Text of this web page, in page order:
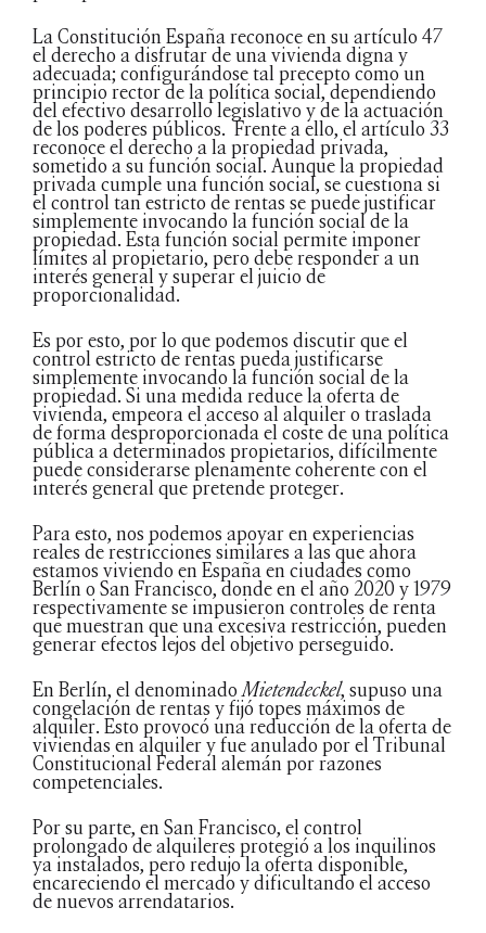
La Constitución España reconoce en su artículo 47
el derecho a disfrutar de una vivienda digna y
adecuada; configurándose tal precepto como un
principio rector de la política social, dependiendo
del efectivo desarrollo legislativo y de la actuación
de los poderes públicos. Frente a ello, el artículo 33
reconoce el derecho a la propiedad privada,
sometido a su función social. Aunque la propiedad
privada cumple una función social, se cuestiona si
el control tan estricto de rentas se puede justificar
simplemente invocando la función social de la
propiedad. Esta función social permite imponer
límites al propietario, pero debe responder a un
interés general y superar el juicio de
proporcionalidad.
Es por esto, por lo que podemos discutir que el
control estricto de rentas pueda justificarse
simplemente invocando la función social de la
propiedad. Si una medida reduce la oferta de
vivienda, empeora el acceso al alquiler o traslada
de forma desproporcionada el coste de una política
pública a determinados propietarios, difícilmente
puede considerarse plenamente coherente con el
interés general que pretende proteger.
Para esto, nos podemos apoyar en experiencias
reales de restricciones similares a las que ahora
estamos viviendo en España en ciudades como
Berlín o San Francisco, donde en el año 2020 y 1979
respectivamente se impusieron controles de renta
que muestran que una excesiva restricción, pueden
generar efectos lejos del objetivo perseguido.
En Berlín, el denominadoMietendeckel, supuso una
congelación de rentas y fijó topes máximos de
alquiler. Esto provocó una reducción de la oferta de
viviendas en alquiler y fue anulado por el Tribunal
Constitucional Federal alemán por razones
competenciales.
Por su parte, en San Francisco, el control
prolongado de alquileres protegió a los inquilinos
ya instalados, pero redujo la oferta disponible,
encareciendo el mercado y dificultando el acceso
de nuevos arrendatarios.